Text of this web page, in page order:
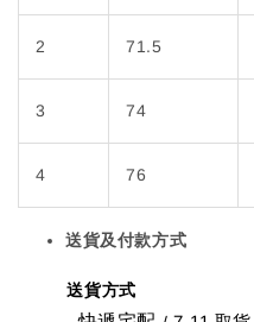
2 71.5
3 74
4 76
送貨及付款方式
送貨方式